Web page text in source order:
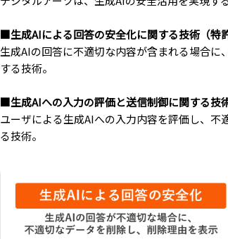
■生成AIによる回答の安全化に関する技術（特
生成AIの回答に不適切な内容が含まれる場合
する技術。
■生成AIへの入力の評価と送信制御に関する技
ユーザによる生成AIへの入力内容を評価し、
る技術。